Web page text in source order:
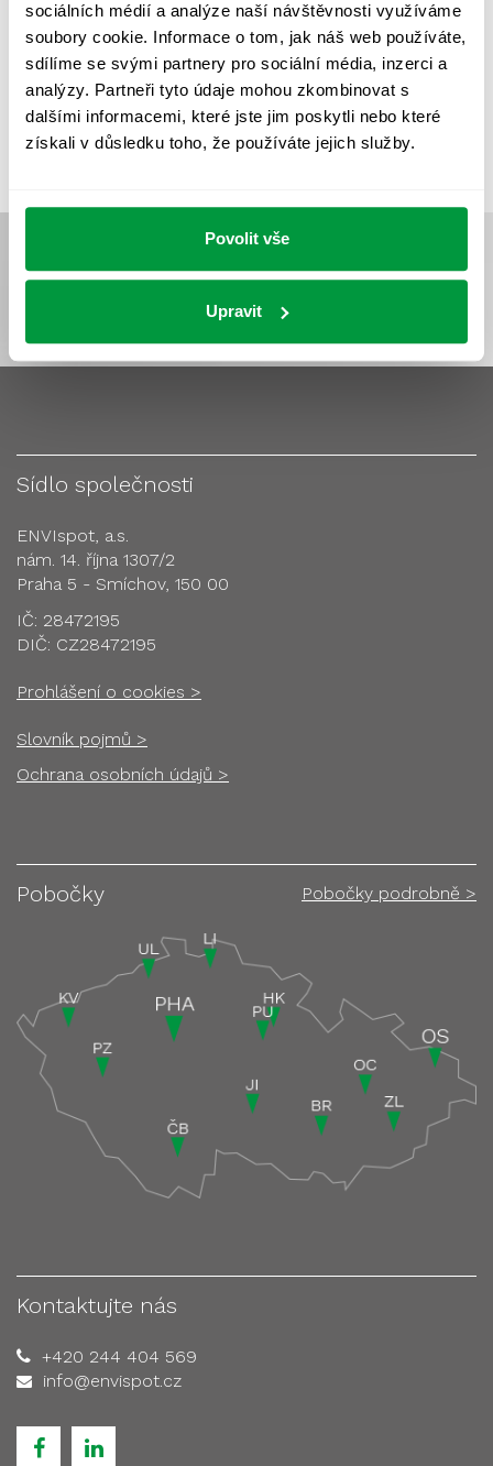
sociálních médií a analýze naší návštěvnosti využíváme
soubory cookie. Informace o tom, jak náš web používáte,
sdílíme se svými partnery pro sociální média, inzerci a
analýzy. Partneři tyto údaje mohou zkombinovat s
dalšími informacemi, které jste jim poskytli nebo které
získali v důsledku toho, že používáte jejich služby.
Povolit vše
Upravit
VÝPOČET OSVĚTLENÍ VÝPOČET ZASTÍNĚNÍ
VÝPOČTY A NÁVRHY ZASTÍNĚNÍ
ZKOUŠKY NOUZOVÉHO OSVĚTLENÍ
Sídlo společnosti
ENVIspot, a.s.
nám. 14. října 1307/2
Praha 5 - Smíchov, 150 00
IČ: 28472195
DIČ: CZ28472195
Prohlášení o cookies >
Slovník pojmů >
Ochrana osobních údajů >
Pobočky Pobočky podrobně >
Kontaktujte nás
+420 244 404 569
info@envispot.cz